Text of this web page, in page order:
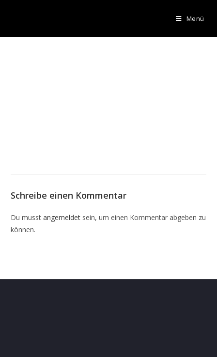
Menü
Schreibe einen Kommentar
Du musstangemeldet sein, um einen Kommentar abgeben zu
können.